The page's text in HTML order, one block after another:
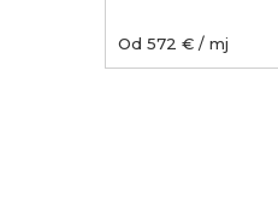
Od 572 € / mj